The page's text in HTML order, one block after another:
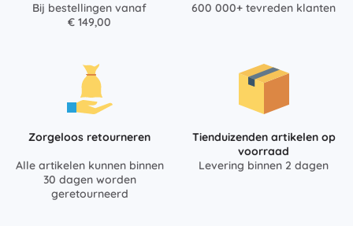
Bij bestellingen vanaf
€ 149,00
600 000+ tevreden klanten
Zorgeloos retourneren
Alle artikelen kunnen binnen
30 dagen worden
geretourneerd
Tienduizenden artikelen op
voorraad
Levering binnen 2 dagen